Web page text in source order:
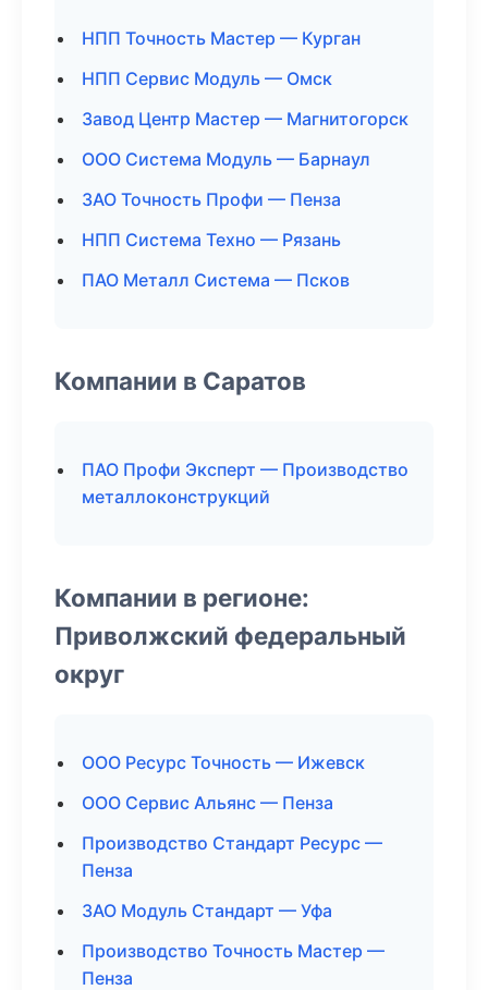
НПП Точность Мастер — Курган
НПП Сервис Модуль — Омск
Завод Центр Мастер — Магнитогорск
ООО Система Модуль — Барнаул
ЗАО Точность Профи — Пенза
НПП Система Техно — Рязань
ПАО Металл Система — Псков
Компании в Саратов
ПАО Профи Эксперт — Производство
металлоконструкций
Компании в регионе:
Приволжский федеральный
округ
ООО Ресурс Точность — Ижевск
ООО Сервис Альянс — Пенза
Производство Стандарт Ресурс —
Пенза
ЗАО Модуль Стандарт — Уфа
Производство Точность Мастер —
Пенза